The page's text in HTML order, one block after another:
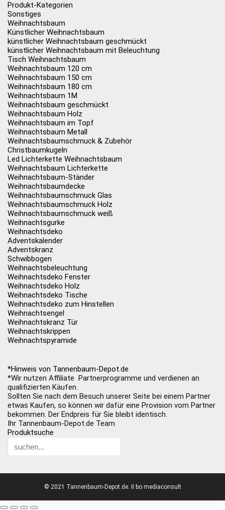
Produkt-Kategorien
Sonstiges
Weihnachtsbaum
Künstlicher Weihnachtsbaum
künstlicher Weihnachtsbaum geschmückt
künstlicher Weihnachtsbaum mit Beleuchtung
Tisch Weihnachtsbaum
Weihnachtsbaum 120 cm
Weihnachtsbaum 150 cm
Weihnachtsbaum 180 cm
Weihnachtsbaum 1M
Weihnachtsbaum geschmückt
Weihnachtsbaum Holz
Weihnachtsbaum im Topf
Weihnachtsbaum Metall
Weihnachtsbaumschmuck & Zubehör
Christbaumkugeln
Led Lichterkette Weihnachtsbaum
Weihnachtsbaum Lichterkette
Weihnachtsbaum-Ständer
Weihnachtsbaumdecke
Weihnachtsbaumschmuck Glas
Weihnachtsbaumschmuck Holz
Weihnachtsbaumschmuck weiß
Weihnachtsgurke
Weihnachtsdeko
Adventskalender
Adventskranz
Schwibbogen
Weihnachtsbeleuchtung
Weihnachtsdeko Fenster
Weihnachtsdeko Holz
Weihnachtsdeko Tische
Weihnachtsdeko zum Hinstellen
Weihnachtsengel
Weihnachtskranz Tür
Weihnachtskrippen
Weihnachtspyramide
*Hinweis von Tannenbaum-Depot.de
*Wir nutzen Affiliate Partnerprogramme und verdienen an
qualifizierten Käufen.
Sollten Sie nach dem Besuch unserer Seite bei einem Partner
etwas Kaufen, so können wir dafür eine Provision vom Partner
bekommen. Der Endpreis für Sie bleibt identisch.
Ihr Tannenbaum-Depot.de Team
Produktsuche
© 2021 Tannenbaum-Depot.de. II bo mediaconsult